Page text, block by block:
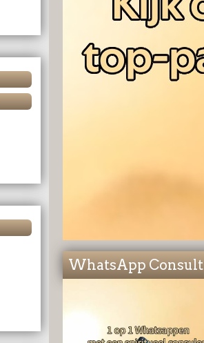
WhatsApp Consult